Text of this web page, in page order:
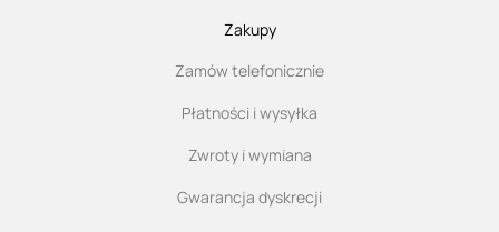
Zakupy
Zamów telefonicznie
Płatności i wysyłka
Zwroty i wymiana
Gwarancja dyskrecji